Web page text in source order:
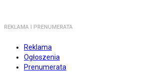
REKLAMA I PRENUMERATA
Reklama
Ogłoszenia
Prenumerata